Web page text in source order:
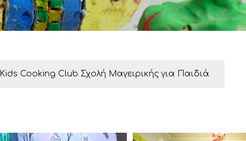
Kids Cooking Club Σχολή Μαγειρικής για Παιδιά